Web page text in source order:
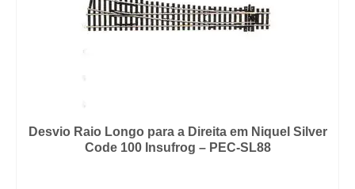
Desvio Raio Longo para a Direita em Niquel Silver
Code 100 Insufrog – PEC-SL88